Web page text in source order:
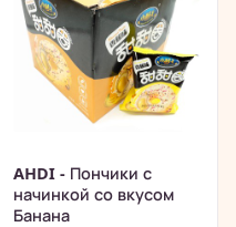
AHDI - Пончики с
начинкой со вкусом
Банана